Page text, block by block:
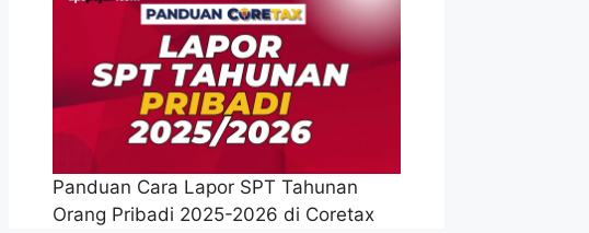
Panduan Cara Lapor SPT Tahunan
Orang Pribadi 2025-2026 di Coretax